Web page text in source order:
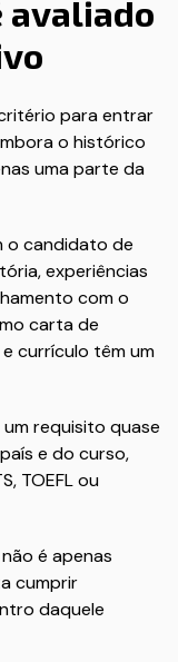
avaliado
para entrar
o histórico
uma parte da
o candidato de
experiências
com o
carta de
currículo têm um
requisito quase
e do curso,
TOEFL ou
é apenas
cumprir
daquele